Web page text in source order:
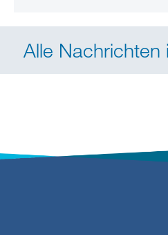
Alle Nachrichten